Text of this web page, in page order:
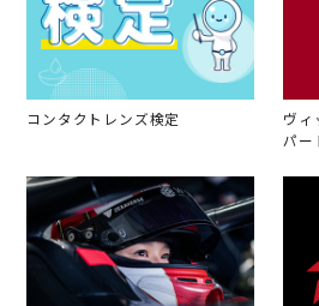
コンタクトレンズ検定
ヴィ
パー